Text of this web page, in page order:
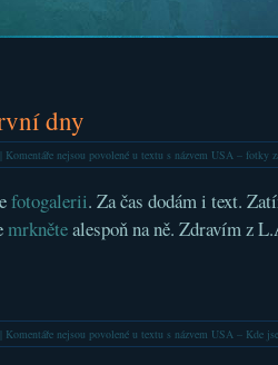
dny
Komentáře nejsou povolenéu textu s názvem USA – fotky
fotogalerii. Za čas dodám i text.
mrknětealespoň na ně. Zdravím z
Komentáře nejsou povolenéu textu s názvem USA – Kde